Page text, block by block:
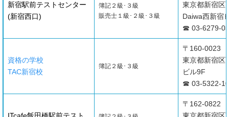
新宿駅前テストセンター
(新宿西口)
簿記２級･３級
販売士１級･２級･３級
東京都新宿
Daiwa西新宿
☎ 03-6279-
資格の学校
TAC新宿校
簿記２級･３級
〒160-0023
東京都新宿
ビル9F
☎ 03-5322-
〒162-0822